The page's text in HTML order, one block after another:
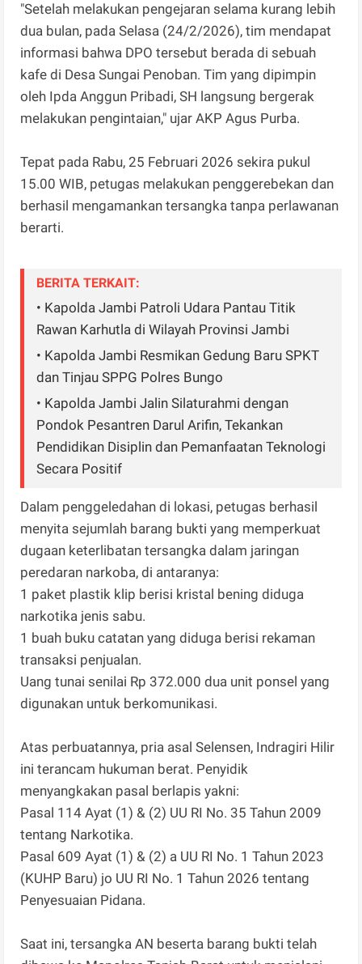
"Setelah melakukan pengejaran selama kurang lebih
dua bulan, pada Selasa (24/2/2026), tim mendapat
informasi bahwa DPO tersebut berada di sebuah
kafe di Desa Sungai Penoban. Tim yang dipimpin
oleh Ipda Anggun Pribadi, SH langsung bergerak
melakukan pengintaian," ujar AKP Agus Purba.
Tepat pada Rabu, 25 Februari 2026 sekira pukul
15.00 WIB, petugas melakukan penggerebekan dan
berhasil mengamankan tersangka tanpa perlawanan
berarti.
BERITA TERKAIT:
• Kapolda Jambi Patroli Udara Pantau Titik
Rawan Karhutla di Wilayah Provinsi Jambi
• Kapolda Jambi Resmikan Gedung Baru SPKT
dan Tinjau SPPG Polres Bungo
• Kapolda Jambi Jalin Silaturahmi dengan
Pondok Pesantren Darul Arifin, Tekankan
Pendidikan Disiplin dan Pemanfaatan Teknologi
Secara Positif
Dalam penggeledahan di lokasi, petugas berhasil
menyita sejumlah barang bukti yang memperkuat
dugaan keterlibatan tersangka dalam jaringan
peredaran narkoba, di antaranya:
1 paket plastik klip berisi kristal bening diduga
narkotika jenis sabu.
1 buah buku catatan yang diduga berisi rekaman
transaksi penjualan.
Uang tunai senilai Rp 372.000 dua unit ponsel yang
digunakan untuk berkomunikasi.
Atas perbuatannya, pria asal Selensen, Indragiri Hilir
ini terancam hukuman berat. Penyidik
menyangkakan pasal berlapis yakni:
Pasal 114 Ayat (1) & (2) UU RI No. 35 Tahun 2009
tentang Narkotika.
Pasal 609 Ayat (1) & (2) a UU RI No. 1 Tahun 2023
(KUHP Baru) jo UU RI No. 1 Tahun 2026 tentang
Penyesuaian Pidana.
Saat ini, tersangka AN beserta barang bukti telah